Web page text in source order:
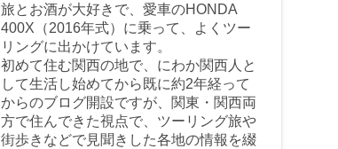
旅とお酒が大好きで、愛車のHONDA
400X（2016年式）に乗って、よくツー
リングに出かけています。
初めて住む関西の地で、にわか関西人と
して生活し始めてから既に約2年経って
からのブログ開設ですが、関東・関西両
方で住んできた視点で、ツーリング旅や
街歩きなどで見聞きした各地の情報を綴